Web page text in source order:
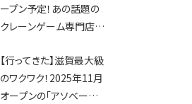
ープン予定！あの話題の
クレーンゲーム専門店
ってくる！豊郷店に続く滋
賀2店舗目★
【行ってきた】滋賀最大級
のワクワク！2025年11月
オープンの「アソベース